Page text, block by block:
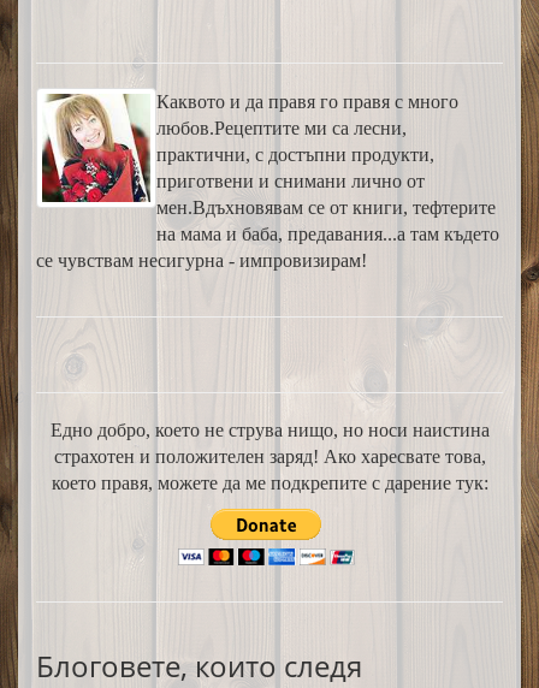
Каквото и да правя го правя с много
любов.Рецептите ми са лесни,
практични, с достъпни продукти,
приготвени и снимани лично от
мен.Вдъхновявам се от книги, тефтерите
на мама и баба, предавания...а там където
се чувствам несигурна - импровизирам!
Едно добро, което не струва нищо, но носи наистина
страхотен и положителен заряд! Ако харесвате това,
което правя, можете да ме подкрепите с дарение тук:
Блоговете, които следя